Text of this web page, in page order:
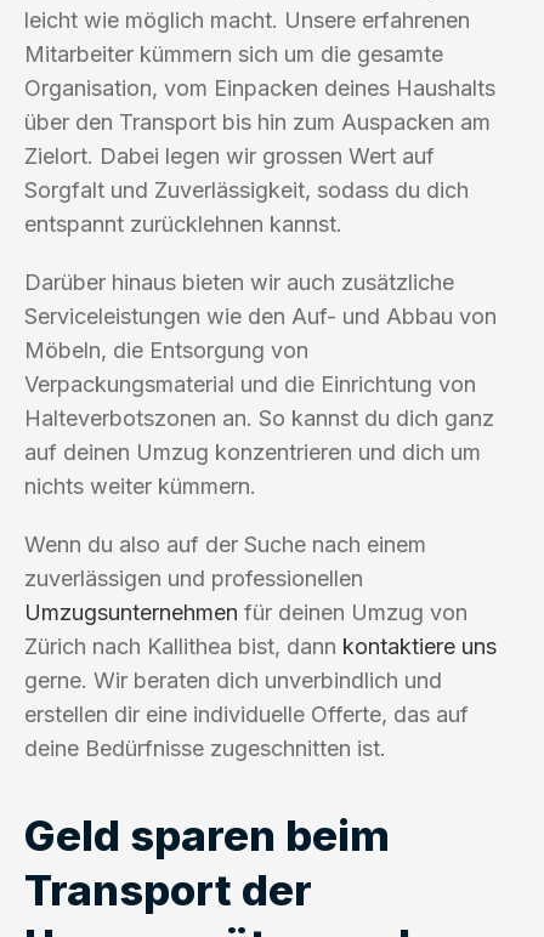
leicht wie möglich macht. Unsere erfahrenen
Mitarbeiter kümmern sich um die gesamte
Organisation, vom Einpacken deines Haushalts
über den Transport bis hin zum Auspacken am
Zielort. Dabei legen wir grossen Wert auf
Sorgfalt und Zuverlässigkeit, sodass du dich
entspannt zurücklehnen kannst.
Darüber hinaus bieten wir auch zusätzliche
Serviceleistungen wie den Auf- und Abbau von
Möbeln, die Entsorgung von
Verpackungsmaterial und die Einrichtung von
Halteverbotszonen an. So kannst du dich ganz
auf deinen Umzug konzentrieren und dich um
nichts weiter kümmern.
Wenn du also auf der Suche nach einem
zuverlässigen und professionellen
Umzugsunternehmen für deinen Umzug von
Zürich nach Kallithea bist, dann kontaktiere uns
gerne. Wir beraten dich unverbindlich und
erstellen dir eine individuelle Offerte, das auf
deine Bedürfnisse zugeschnitten ist.
Geld sparen beim
Transport der